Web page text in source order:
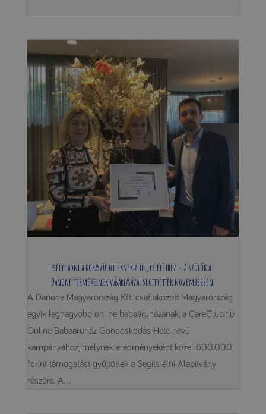
Esélyt adni a koraszülötteknek a teljes élethez – A szülők a
Danone termékeinek vásárlásával segíthettek novemberben
A Danone Magyarország Kft. csatlakozott Magyarország
egyik legnagyobb online babaáruházának, a CareClub.hu
Online Babaáruház Gondoskodás Hete nevű
kampányához, melynek eredményeként közel 600.000
forint támogatást gyűjtöttek a Segíts élni Alapítvány
részére. A...